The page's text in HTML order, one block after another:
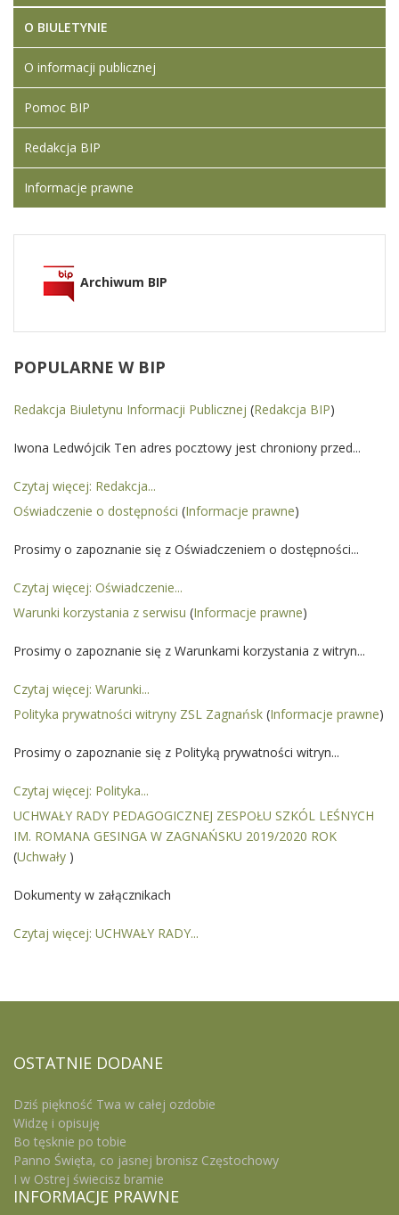
O BIULETYNIE
O informacji publicznej
Pomoc BIP
Redakcja BIP
Informacje prawne
Archiwum BIP
POPULARNE W BIP
Redakcja Biuletynu Informacji Publicznej (Redakcja BIP)
Iwona Ledwójcik Ten adres pocztowy jest chroniony przed...
Czytaj więcej: Redakcja...
Oświadczenie o dostępności (Informacje prawne)
Prosimy o zapoznanie się z Oświadczeniem o dostępności...
Czytaj więcej: Oświadczenie...
Warunki korzystania z serwisu (Informacje prawne)
Prosimy o zapoznanie się z Warunkami korzystania z witryn...
Czytaj więcej: Warunki...
Polityka prywatności witryny ZSL Zagnańsk (Informacje prawne)
Prosimy o zapoznanie się z Polityką prywatności witryn...
Czytaj więcej: Polityka...
UCHWAŁY RADY PEDAGOGICZNEJ ZESPOŁU SZKÓL LEŚNYCH
IM. ROMANA GESINGA W ZAGNAŃSKU 2019/2020 ROK
(Uchwały )
Dokumenty w załącznikach
Czytaj więcej: UCHWAŁY RADY...
OSTATNIE DODANE
Dziś piękność Twa w całej ozdobie
Widzę i opisuję
Bo tęsknie po tobie
Panno Święta, co jasnej bronisz Częstochowy
I w Ostrej świecisz bramie
INFORMACJE PRAWNE